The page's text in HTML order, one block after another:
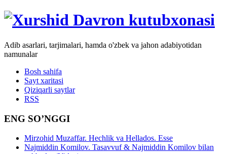
Adib asarlari, tarjimalari, hamda o'zbek va jahon adabiyotidan
namunalar
Bosh sahifa
Sayt xaritasi
Qiziqarli saytlar
RSS
ENG SO’NGGI
Mirzohid Muzaffar. Hechlik va Hellados. Esse
Najmiddin Komilov. Tasavvuf & Najmiddin Komilov bilan